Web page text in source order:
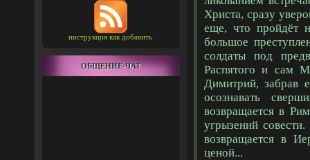
инструкция как добавить
ОБЩЕНИЕ-ЧАТ
Христа, сразу
еще, что пройдёт
большое
солдаты под
Распятого и сам
Димитрий, забрав
осознавать
возвращается в
угрызений
возвращается в
ценой...